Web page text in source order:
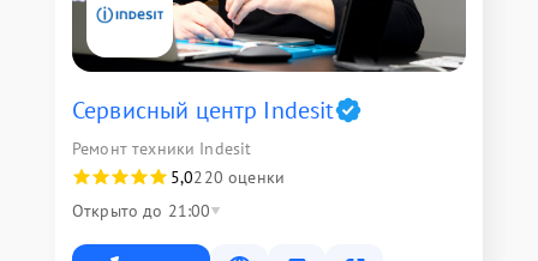
Сервисный центр Indesit
Ремонт техники Indesit
5,0220 оценки
Открыто до 21:00